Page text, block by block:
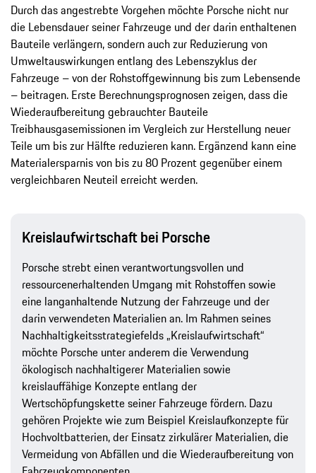
Durch das angestrebte Vorgehen möchte Porsche nicht nur
die Lebensdauer seiner Fahrzeuge und der darin enthaltenen
Bauteile verlängern, sondern auch zur Reduzierung von
Umweltauswirkungen entlang des Lebenszyklus der
Fahrzeuge – von der Rohstoffgewinnung bis zum Lebensende
– beitragen. Erste Berechnungsprognosen zeigen, dass die
Wiederaufbereitung gebrauchter Bauteile
Treibhausgasemissionen im Vergleich zur Herstellung neuer
Teile um bis zur Hälfte reduzieren kann. Ergänzend kann eine
Materialersparnis von bis zu 80 Prozent gegenüber einem
vergleichbaren Neuteil erreicht werden.
Kreislaufwirtschaft bei Porsche
Porsche strebt einen verantwortungsvollen und
ressourcenerhaltenden Umgang mit Rohstoffen sowie
eine langanhaltende Nutzung der Fahrzeuge und der
darin verwendeten Materialien an. Im Rahmen seines
Nachhaltigkeitsstrategiefelds „Kreislaufwirtschaft“
möchte Porsche unter anderem die Verwendung
ökologisch nachhaltigerer Materialien sowie
kreislauffähige Konzepte entlang der
Wertschöpfungskette seiner Fahrzeuge fördern. Dazu
gehören Projekte wie zum Beispiel Kreislaufkonzepte für
Hochvoltbatterien, der Einsatz zirkulärer Materialien, die
Vermeidung von Abfällen und die Wiederaufbereitung von